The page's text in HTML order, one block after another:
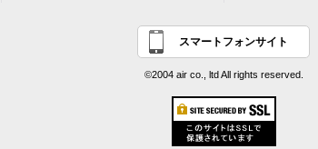
スマートフォンサイト
©2004 air co., ltd All rights reserved.